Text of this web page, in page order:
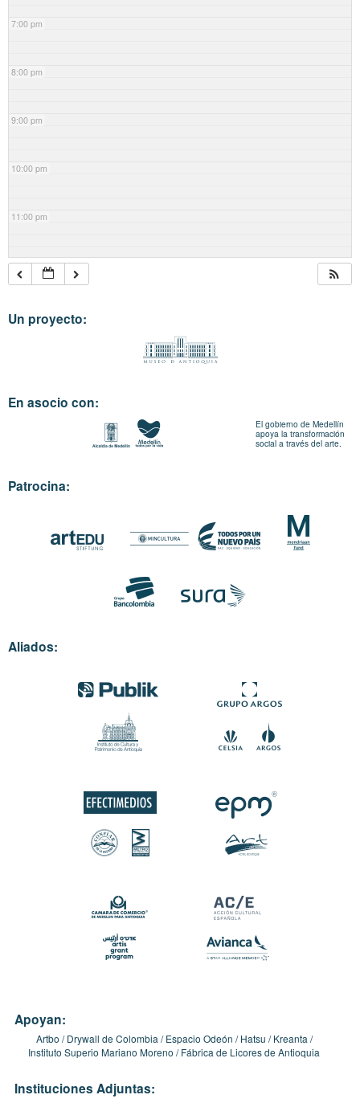
7:00 pm
8:00 pm
9:00 pm
10:00 pm
11:00 pm
Un proyecto:
En asocio con:
El gobierno de Medellín
apoya la transformación
social a través del arte.
Patrocina:
Aliados:
Apoyan:
Artbo Drywall de Colombia Espacio Odeón Hatsu
Kreanta
Instituto Superio Mariano Moreno
Fábrica de Licores de Antioquia
Instituciones Adjuntas: